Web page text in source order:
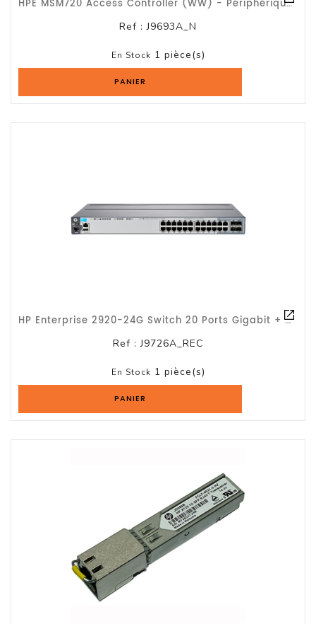
HPE MSM720 Access Controller (WW) - Périphérique D'administration Réseau - 6 Por
Ref :J9693A_N
En Stock 1 pièce(s)
PANIER
HP Enterprise 2920-24G Switch 20 Ports Gigabit + 4 X SFP Gigabit Combiné -
Ref :J9726A_REC
En Stock 1 pièce(s)
PANIER